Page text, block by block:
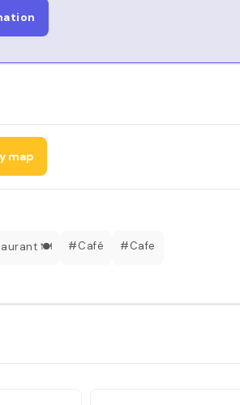
map
🍽 #Café #Cafe